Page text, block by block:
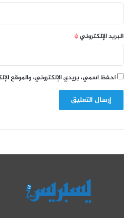
البريد الإلكتروني*
احفظ اسمي، بريدي الإلكتروني، والموقع